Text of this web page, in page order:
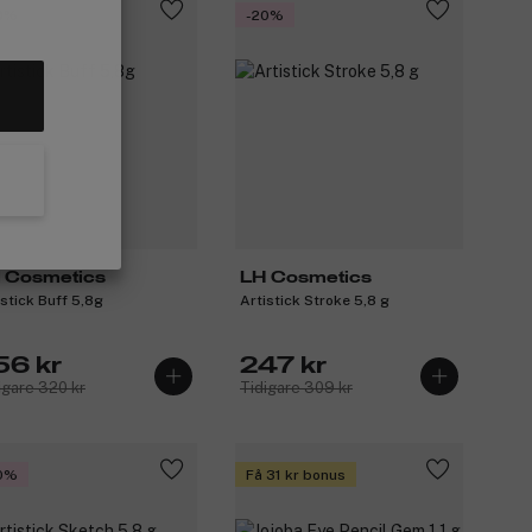
Cosmetics
Buff 5,8g
kr
320 kr
-20%
LH Cosmetics
Artistick Stroke 5,8 g
247 kr
Tidigare 309 kr
Få 31 kr bonus